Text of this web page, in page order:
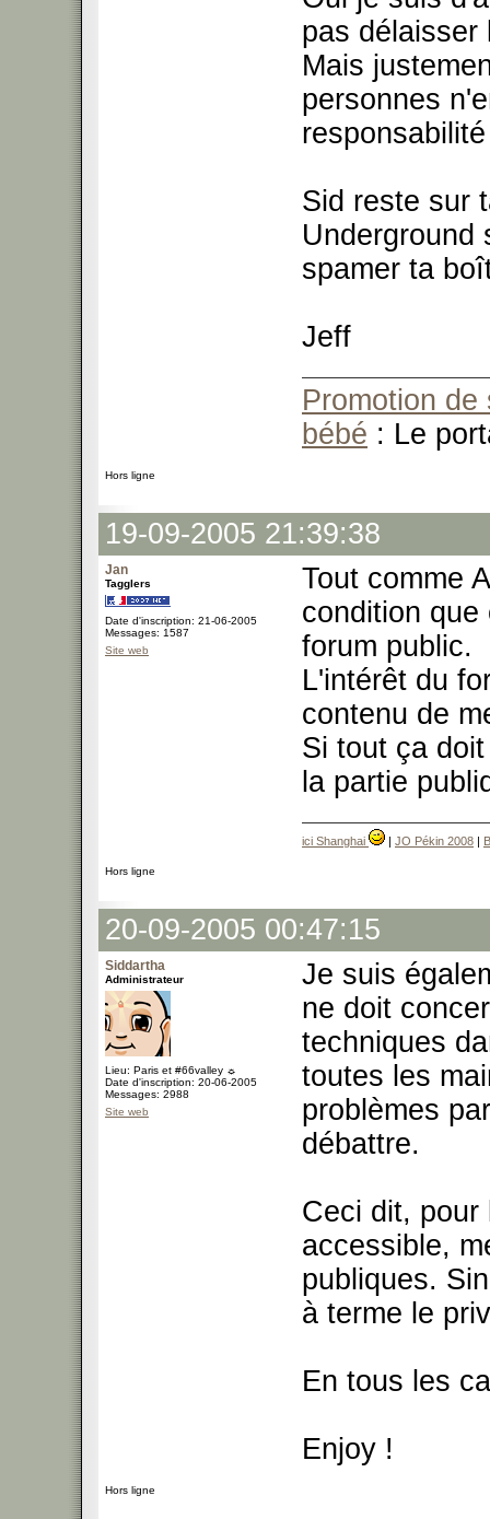
pas délaisser
Mais
personnes
Sid reste sur
Underground
spamer ta
Jeff
Promotion de
bébé : Le
Hors ligne
19-09-2005 21:39:38
Jan
Tagglers
Date d'inscription: 21-06-2005
Messages: 1587
Site web
Tout comme
condition
forum public.
L'intérêt du
contenu de
Si tout ça
la partie
ici Shanghai | JO Pékin 2008 |
Hors ligne
20-09-2005 00:47:15
Siddartha
Administrateur
Lieu: Paris et #66valley ☼
Date d'inscription: 20-06-2005
Messages: 2988
Site web
Je suis
ne doit
techniques
toutes les
problèmes
débattre.
Ceci dit, pour
accessible,
publiques.
à terme le
En tous les
Enjoy !
Hors ligne